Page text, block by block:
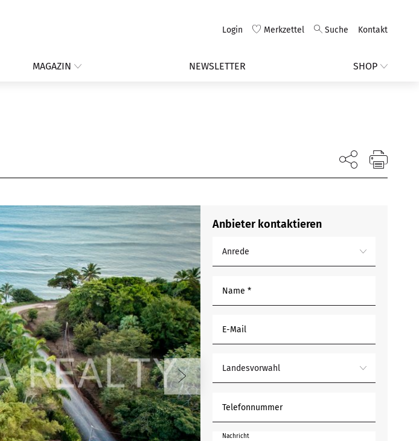
Login Merkzettel Suche Kontakt
MAGAZIN NEWSLETTER SHOP
Anbieter kontaktieren
Anrede
Name *
E-Mail
Landesvorwahl
Telefonnummer
Nachricht